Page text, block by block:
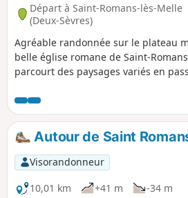
Départ à Saint-Romans-lès-Melle
(Deux-Sèvres)
Agréable randonnée sur le plateau
belle église romane de Saint-
parcourt des paysages variés en
d'exploitation. Une portion se
peu empruntée. Cette randonnée
petite venelle à Négressauve.
Autour de Saint
Visorandonneur
10,01 km
+41 m
-34 m